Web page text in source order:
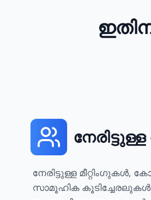
നേരിട്ടുള്ള
സാമൂഹിക